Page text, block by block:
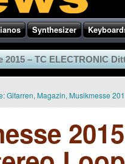
Synthesizer
2015 – TC ELECTRONIC
Gitarren, Magazin, Musikmesse